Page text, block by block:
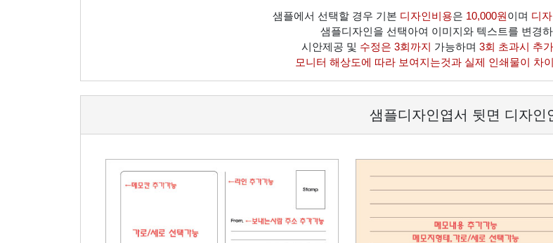
샘플에서 선택할 경우 기본 디자인비용은 10,000원이며 디
샘플디자인을 선택아여 이미지와 텍스트를 변경
시안제공 및 수정은 3회까지 가능하며 3회 초과시 추
모니터 해상도에 따라 보여지는것과 실제 인쇄물이 차
샘플디자인엽서 뒷면 디자인